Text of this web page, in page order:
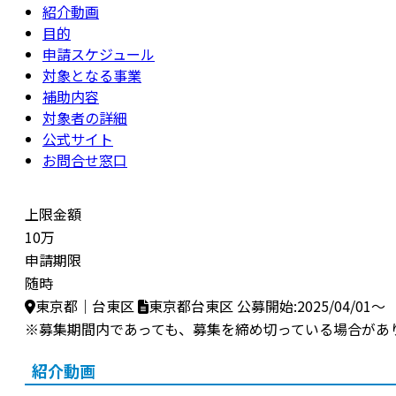
紹介動画
目的
申請スケジュール
対象となる事業
補助内容
対象者の詳細
公式サイト
お問合せ窓口
上限金額
10万
申請期限
随時
東京都｜台東区
東京都台東区 公募開始:2025/04/01～
※募集期間内であっても、募集を締め切っている場合があ
紹介動画